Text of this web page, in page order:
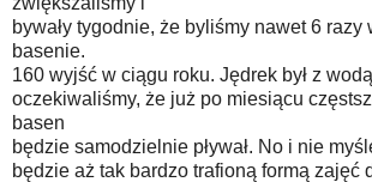
bywały tygodnie, że byliśmy nawet 6 razy
basenie.
160 wyjść w ciągu roku. Jędrek był z
oczekiwaliśmy, że już po miesiącu
basen
będzie samodzielnie pływał. No i nie
będzie aż tak bardzo trafioną formą zajęć